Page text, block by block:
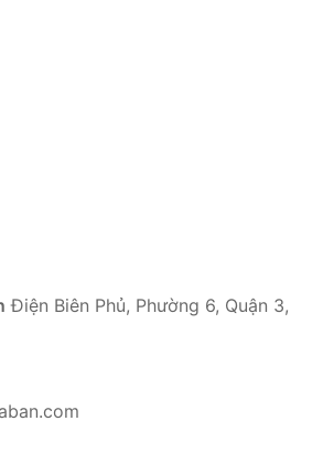
Điện Biên Phủ, Phường 6, Quận 3,